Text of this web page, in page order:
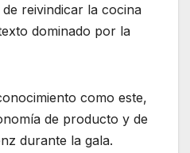
reivindicar la cocina
dominado por la
como este,
de producto y de
durante la gala.